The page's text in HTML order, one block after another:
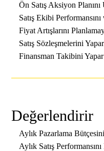
Ön Satış Aksiyon
Satış Ekibi
Fiyat Artışlarını
Satış Sözleşmelerini Yapar
Finansman Takibini
Değerlendirir
Aylık Pazarlama
Aylık Satış